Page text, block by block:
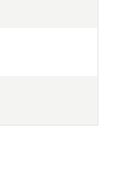
Entre las
se
de